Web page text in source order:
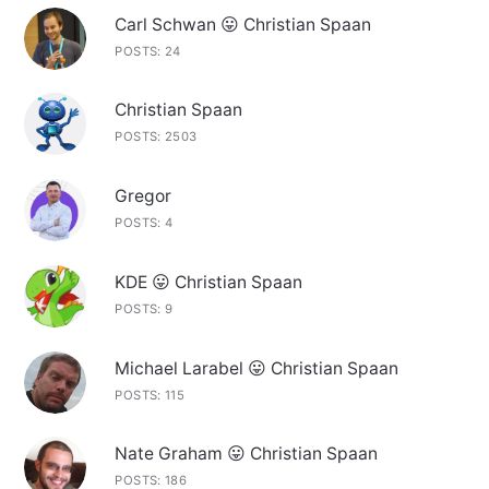
Carl Schwan 😛 Christian Spaan
POSTS: 24
Christian Spaan
POSTS: 2503
Gregor
POSTS: 4
KDE 😛 Christian Spaan
POSTS: 9
Michael Larabel 😛 Christian Spaan
POSTS: 115
Nate Graham 😛 Christian Spaan
POSTS: 186